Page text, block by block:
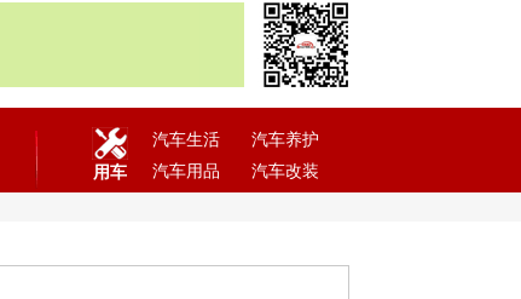
用车
汽车生活
汽车养护
汽车用品
汽车改装